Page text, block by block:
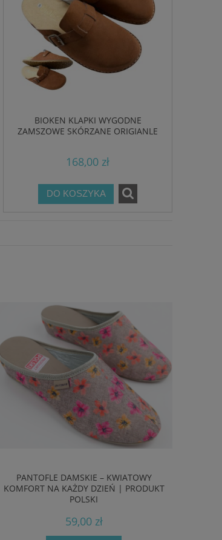
BIOKEN KLAPKI WYGODNE
ZAMSZOWE SKÓRZANE ORIGIANLE
168,00 zł
DO KOSZYKA
PANTOFLE DAMSKIE – KWIATOWY
KOMFORT NA KAŻDY DZIEŃ | PRODUKT
POLSKI
59,00 zł